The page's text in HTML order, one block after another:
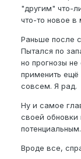
"другим" что-
что-то новое
Раньше после
Пытался по
но прогнозы
применить ещё
совсем. Я рад.
Ну и самое
своей
Вроде все,